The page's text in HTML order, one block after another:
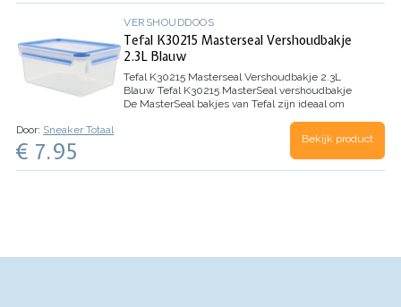
VERSHOUDDOOS
Tefal K30215 Masterseal Vershoudbakje
2.3L Blauw
Tefal K30215 Masterseal Vershoudbakje 2.3L
Blauw Tefal K30215 MasterSeal vershoudbakje
De MasterSeal bakjes van Tefal zijn ideaal om
Je eten blijft er zelfs langer vers in. Dit komt door
Door: Sneaker Totaal
€ 7.95 Bekijk product